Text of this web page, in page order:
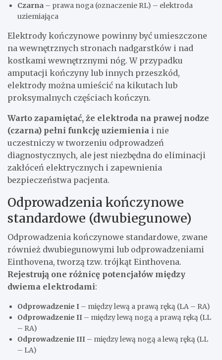
Czarna – prawa noga (oznaczenie RL) – elektroda
uziemiająca
Elektrody kończynowe powinny być umieszczone
na wewnętrznych stronach nadgarstków i nad
kostkami wewnętrznymi nóg. W przypadku
amputacji kończyny lub innych przeszkód,
elektrody można umieścić na kikutach lub
proksymalnych częściach kończyn.
Warto zapamiętać, że elektroda na prawej nodze
(czarna) pełni funkcję uziemienia i nie
uczestniczy w tworzeniu odprowadzeń
diagnostycznych, ale jest niezbędna do eliminacji
zakłóceń elektrycznych i zapewnienia
bezpieczeństwa pacjenta.
Odprowadzenia kończynowe
standardowe (dwubiegunowe)
Odprowadzenia kończynowe standardowe, zwane
również dwubiegunowymi lub odprowadzeniami
Einthovena, tworzą tzw. trójkąt Einthovena.
Rejestrują one różnicę potencjałów między
dwiema elektrodami:
Odprowadzenie I – między lewą a prawą ręką (LA – RA)
Odprowadzenie II – między lewą nogą a prawą ręką (LL
– RA)
Odprowadzenie III – między lewą nogą a lewą ręką (LL
– LA)